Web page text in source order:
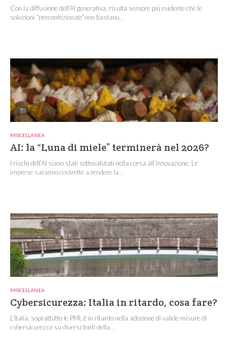
Con la diffusione dell’AI generativa, risulta sempre più evidente che le
soluzioni “preconfezionate”non bastano...
MISCELLANEA
AI: la “Luna di miele” terminerà nel 2026?
I rischi dell’AI siano stati sottovalutati nella corsa all’innovazione. Le
imprese saranno costrette a rendere la...
MISCELLANEA
Cybersicurezza: Italia in ritardo, cosa fare?
L’Italia, soprattutto le PMI, è in ritardo nella adozione di valide misure di
cybersicurezza su diversi fonti della...